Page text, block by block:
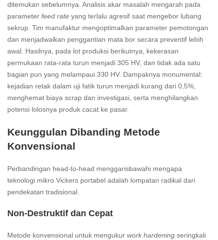
ditemukan sebelumnya. Analisis akar masalah mengarah pada
parameter feed rate yang terlalu agresif saat mengebor lubang
sekrup. Tim manufaktur mengoptimalkan parameter pemotongan
dan menjadwalkan penggantian mata bor secara preventif lebih
awal. Hasilnya, pada lot produksi berikutnya, kekerasan
permukaan rata-rata turun menjadi 305 HV, dan tidak ada satu
bagian pun yang melampaui 330 HV. Dampaknya monumental:
kejadian retak dalam uji fatik turun menjadi kurang dari 0,5%,
menghemat biaya scrap dan investigasi, serta menghilangkan
potensi lolosnya produk cacat ke pasar.
Keunggulan Dibanding Metode
Konvensional
Perbandingan head-to-head menggarisbawahi mengapa
teknologi mikro Vickers portabel adalah lompatan radikal dari
pendekatan tradisional.
Non-Destruktif dan Cepat
Metode konvensional untuk mengukur work hardening seringkali